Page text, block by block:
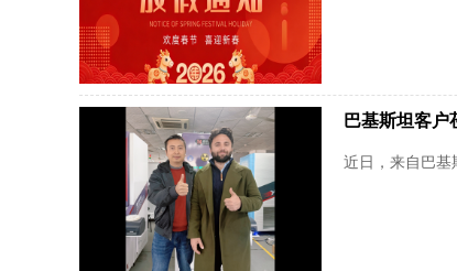
巴基斯坦客
近日，来自巴基